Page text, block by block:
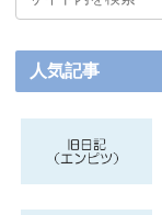
人気記事